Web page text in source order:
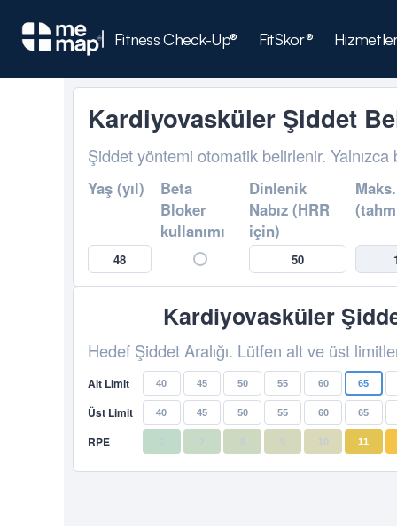
Fitness Check-Up® FitSkor®
Kardiyovasküler Şiddet
Şiddet yöntemi otomatik belirlenir.
Yaş (yıl)
Beta
Bloker
kullanımı
Dinlenik
Nabız (HRR
için)
Kardiyovasküler
Hedef Şiddet Aralığı. Lütfen alt ve üst
Alt Limit 40 45 50 55 60 65
Üst Limit 40 45 50 55 60 65
RPE 9 10 11